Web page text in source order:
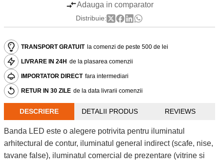
Adauga in comparator
Distribuie:
TRANSPORT GRATUIT la comenzi de peste 500 de lei
LIVRARE IN 24H de la plasarea comenzii
IMPORTATOR DIRECT fara intermediari
RETUR IN 30 ZILE de la data livrarii comenzii
DESCRIERE DETALII PRODUS REVIEWS
Banda LED este o alegere potrivita pentru iluminatul
arhitectural de contur, iluminatul general indirect (scafe, nise,
tavane false), iluminatul comercial de prezentare (vitrine si